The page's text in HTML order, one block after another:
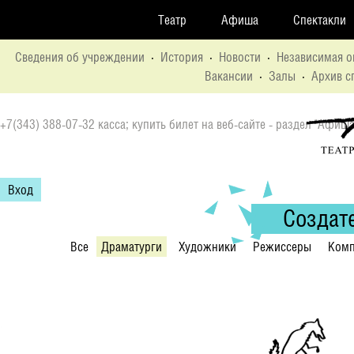
Все Драматурги Художники Режиссеры
Театр Афиша Спектакли
Сведения об учреждении · История · Новости · Независимая
Вакансии · Залы · Архив
+7(343) 388-07-32 касса; купить билет на веб-сайте - раздел
Вход